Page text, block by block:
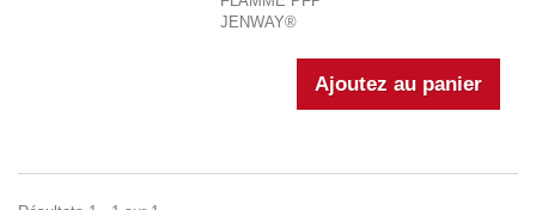
JENWAY®